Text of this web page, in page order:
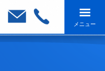
メニュー